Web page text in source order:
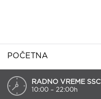
POČETNA
RADNO VREME SSC
10:00 – 22:00h